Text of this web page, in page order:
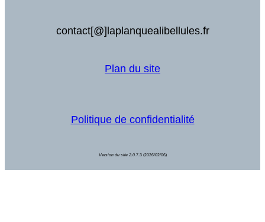
contact[@]laplanquealibellules.fr
Plan du site
Politique de confidentialité
Version du site 2.0. 7.3 (2026/02/06)